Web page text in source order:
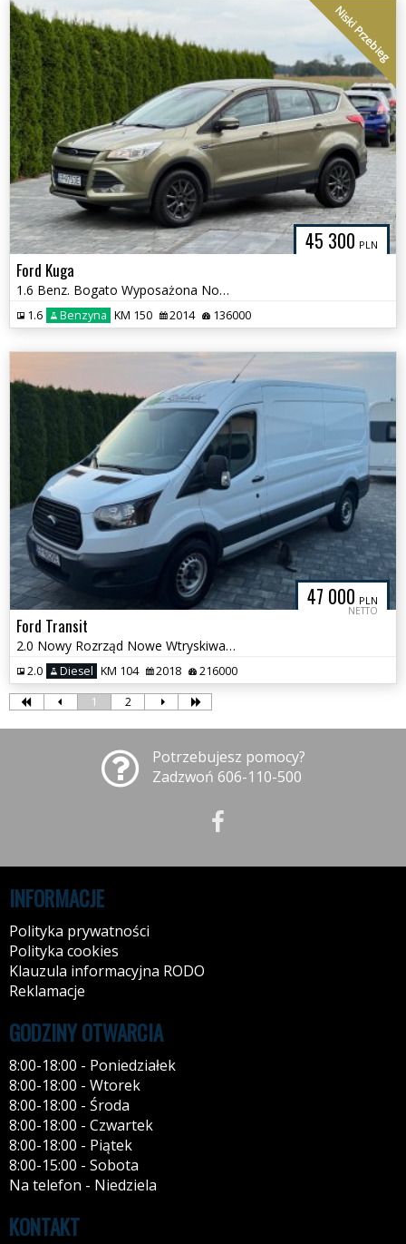
45 300 PLN
Niski Przebieg
Ford Kuga
1.6 Benz. Bogato Wyposażona Nowy rozrząd
1.6 Benzyna KM 150 2014 136000
47 000 PLN
NETTO
Ford Transit
2.0 Nowy Rozrząd Nowe Wtryskiwacze L3 H2
2.0 Diesel KM 104 2018 216000
1 2
Potrzebujesz pomocy?
Zadzwoń 606-110-500
INFORMACJE
Polityka prywatności
Polityka cookies
Klauzula informacyjna RODO
Reklamacje
GODZINY OTWARCIA
8:00-18:00 - Poniedziałek
8:00-18:00 - Wtorek
8:00-18:00 - Środa
8:00-18:00 - Czwartek
8:00-18:00 - Piątek
8:00-15:00 - Sobota
Na telefon - Niedziela
KONTAKT